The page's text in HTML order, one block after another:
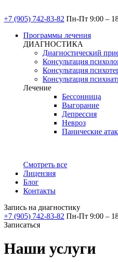
+7 (905) 742-83-82 Пн-Пт 9:00 –
Программы лечения
ДИАГНОСТИКА
Диагностический
Консультация
Консультация
Консультация
Лечение
Бессонница
Выгорание
Депрессия
Невроз
Панические
Смотреть все
Лицензия
Блог
Контакты
Запись на диагностику
+7 (905) 742-83-82 Пн-Пт 9:00 –
Записаться
Наши услуги